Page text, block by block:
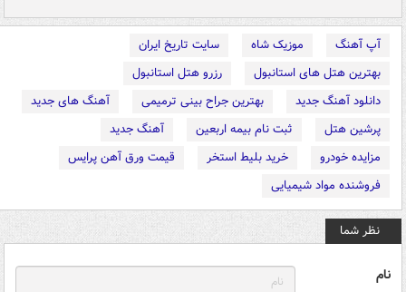
آپ آهنگ موزیک شاه
سایت تاریخ ایران
بهترین هتل های استانبول
رزرو هتل استانبول
دانلود آهنگ جدید
بهترین جراح بینی ترمیمی
آهنگ های جدید
پرشین هتل
ثبت نام بیمه اربعین
آهنگ جدید
مزایده خودرو
خرید بلیط استخر
قیمت ورق آهن پرایس
فروشنده مواد شیمیایی
نظر شما
نام